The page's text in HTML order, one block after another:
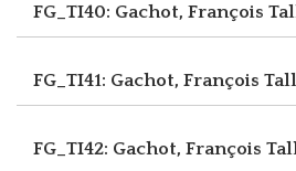
FG_TI40: Gachot, François
FG_TI41: Gachot, François
FG_TI42: Gachot, François